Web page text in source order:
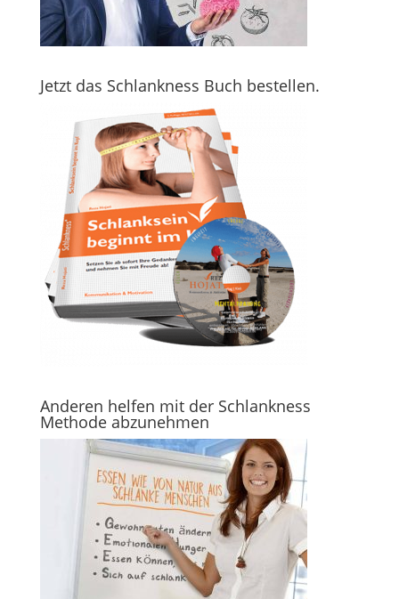
Jetzt das Schlankness Buch bestellen.
Anderen helfen mit der Schlankness
Methode abzunehmen